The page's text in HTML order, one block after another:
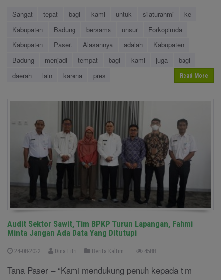
Sangat tepat bagi kami untuk silaturahmi
ke
Kabupaten
Badung bersama unsur
Forkopimda
Kabupaten
Paser. Alasannya adalah
Kabupaten
Badung
menjadi tempat bagi kami juga
bagi
daerah
lain karena pres Read More
Audit Sektor Sawit, Tim BPKP Turun Lapangan, Fahmi
Minta Jangan Ada Data Yang Ditutupi
24-08-2022 Dina Fitri Berita Kaltim 4588
Tana Paser – “Kami mendukung penuh kepada tim